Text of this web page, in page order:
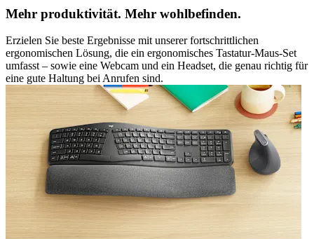
Mehr produktivität. Mehr wohlbefinden.
Erzielen Sie beste Ergebnisse mit unserer fortschrittlichen
ergonomischen Lösung, die ein ergonomisches Tastatur-Maus-Set
umfasst – sowie eine Webcam und ein Headset, die genau richtig für
eine gute Haltung bei Anrufen sind.